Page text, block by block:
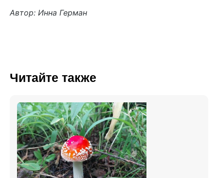
Автор: Инна Герман
Читайте также